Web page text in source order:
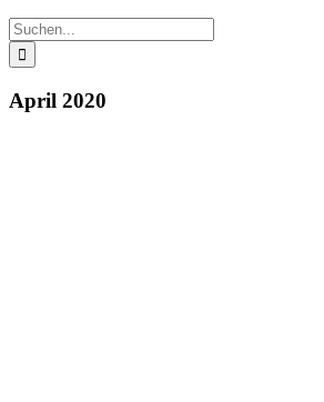
Suche
nach:
April 2020